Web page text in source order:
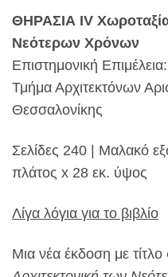
ΘΗΡΑΣΙΑ IV
Νεότερων Χρόνων
Επιστημονική
Τμήμα Αρχιτεκτόνων
Θεσσαλονίκης
Σελίδες 240 | Μαλακό
πλάτος x 28 εκ. ύψος
Λίγα λόγια για το βιβλίο
Μια νέα έκδοση με τίτλο